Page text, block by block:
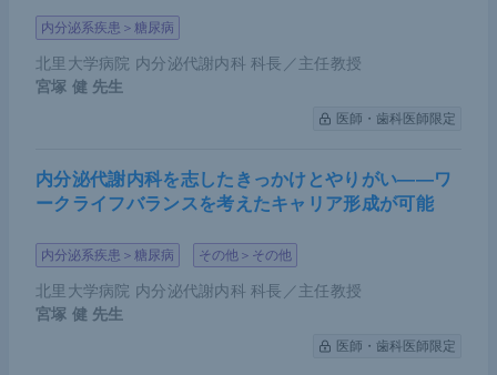
内分泌系疾患＞糖尿病
北里大学病院 内分泌代謝内科 科長／主任教授
宮塚 健 先生
医師・歯科医師限定
内分泌代謝内科を志したきっかけとやりがい――ワ
ークライフバランスを考えたキャリア形成が可能
内分泌系疾患＞糖尿病 その他＞その他
北里大学病院 内分泌代謝内科 科長／主任教授
宮塚 健 先生
医師・歯科医師限定